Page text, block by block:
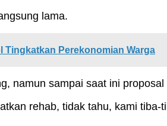
lama.
Tingkatkan Perekonomian Warga
namun sampai saat ini
rehab, tidak tahu, kami